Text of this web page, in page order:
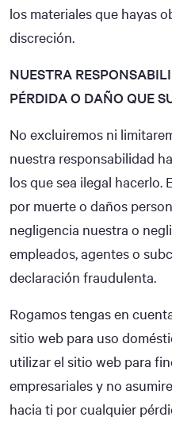
los materiales que hayas
discreción.
NUESTRA
PÉRDIDA O DAÑO QUE
No excluiremos ni
nuestra responsabilidad
los que sea ilegal hacerlo.
por muerte o daños
negligencia nuestra o
empleados, agentes o
declaración fraudulenta.
Rogamos tengas en
sitio web para uso
utilizar el sitio web para
empresariales y no
hacia ti por cualquier